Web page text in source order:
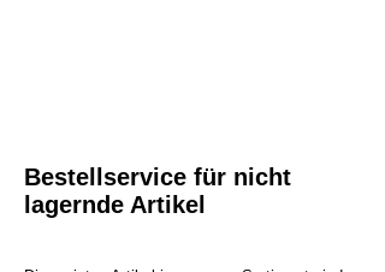
Bestellservice für nicht
lagernde Artikel